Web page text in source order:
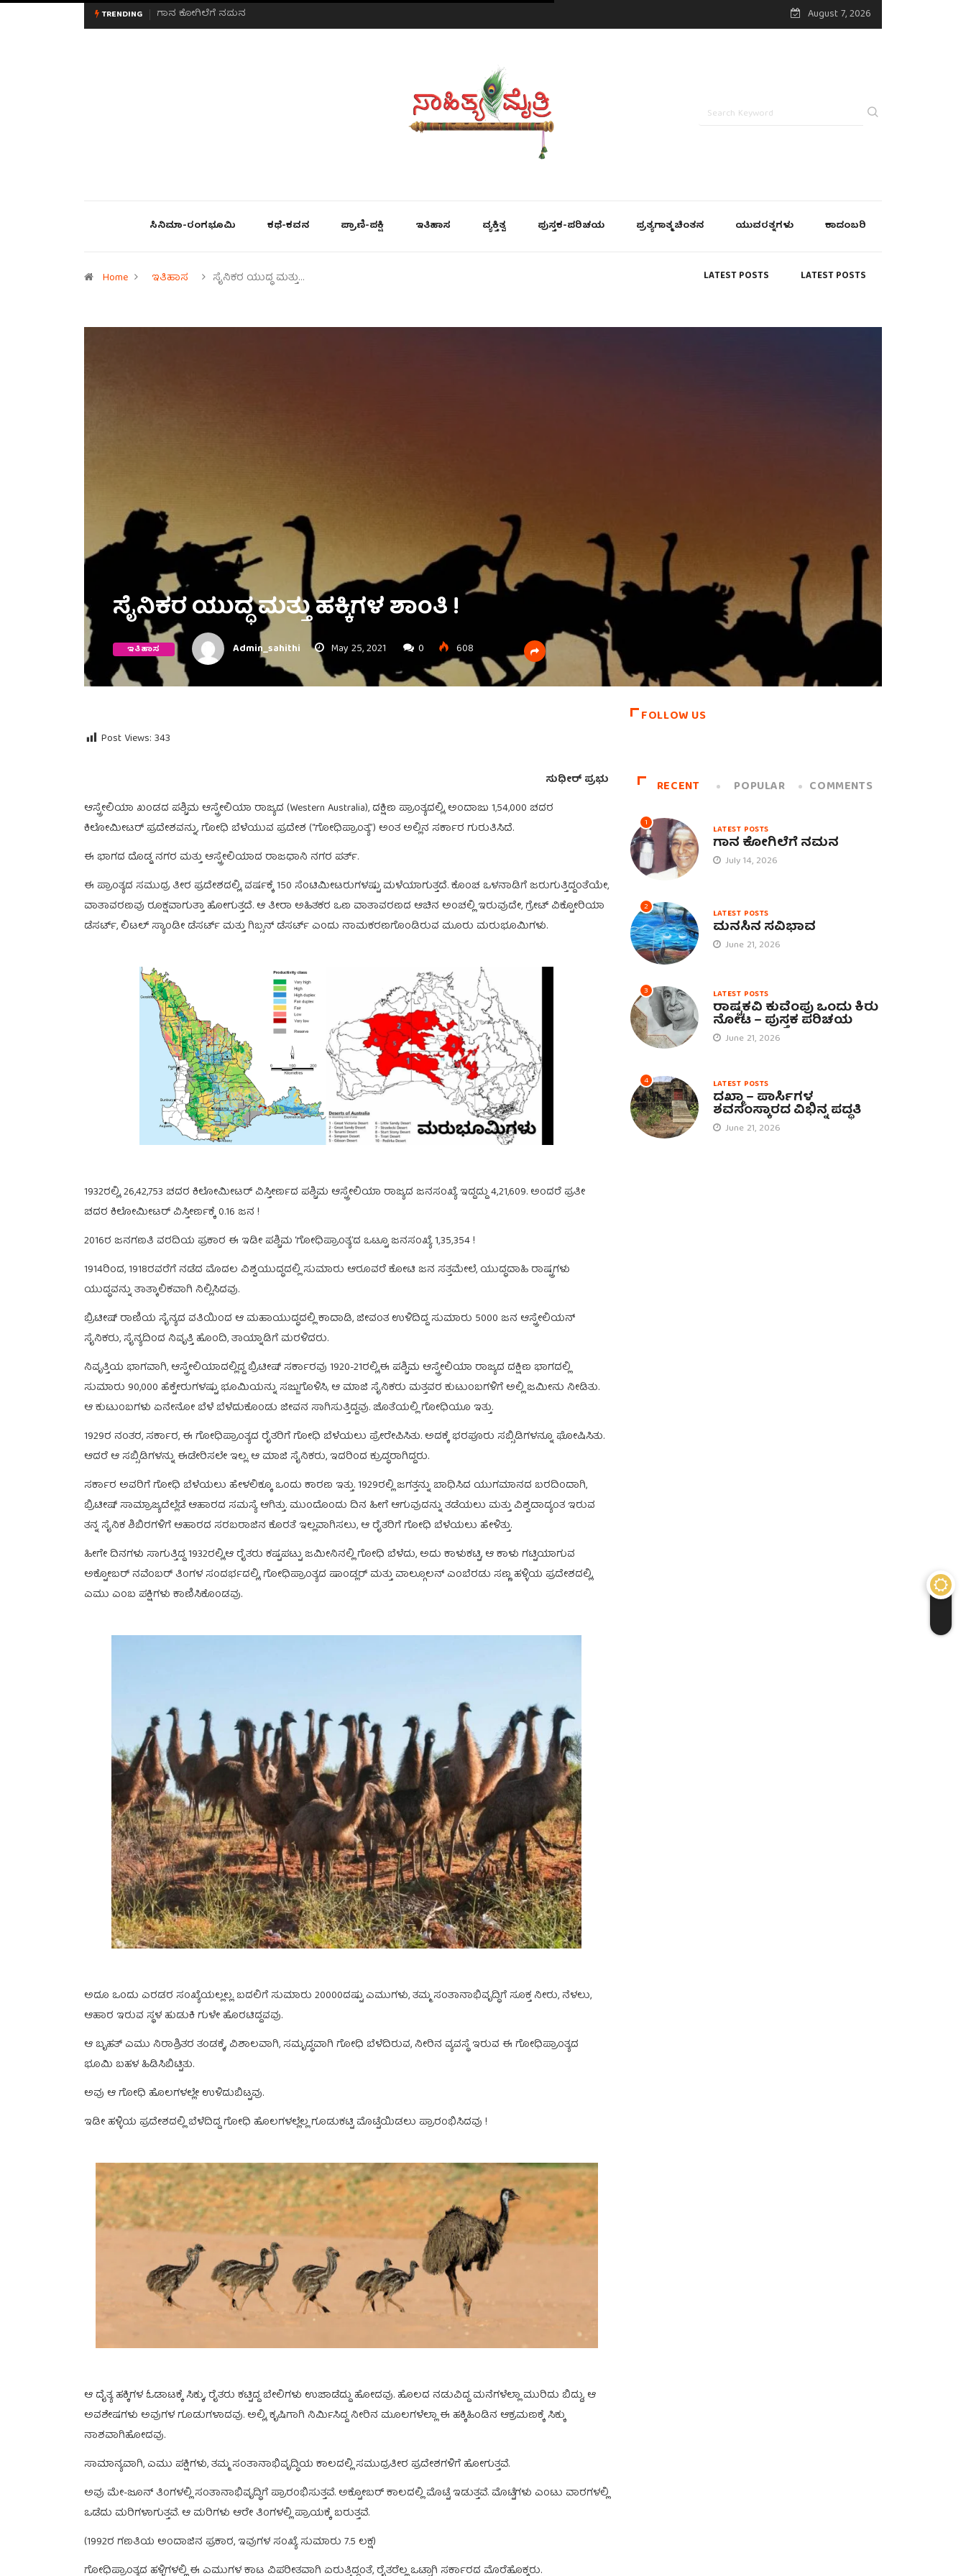
TRENDING ಮನಸಿನ ಸವಿಭಾವ August 7, 2026
ಸಿನಿಮಾ-ರಂಗಭೂಮಿ ಕಥೆ-ಕವನ ಪ್ರಾಣಿ-ಪಕ್ಷಿ ಇತಿಹಾಸ ವ್ಯಕ್ತಿತ್ವ ಪುಸ್ತಕ-ಪರಿಚಯ ಪ್ರತ್ಯಗಾತ್ಮ ಚಿಂತನ ಯುವರತ್ನಗಳು ಕಾದಂಬರಿ
LATEST POSTS LATEST POSTS
Home ಇತಿಹಾಸ ಸೈನಿಕರ ಯುದ್ಧ ಮತ್ತು…
ಸೈನಿಕರ ಯುದ್ಧ ಮತ್ತು ಹಕ್ಕಿಗಳ ಶಾಂತಿ !
ಇತಿಹಾಸ Admin_sahithi May 25, 2021 0 608
Post Views: 343
ಸುಧೀರ್ ಪ್ರಭು
ಆಸ್ಟ್ರೇಲಿಯಾ ಖಂಡದ ಪಶ್ಚಿಮ ಆಸ್ಟ್ರೇಲಿಯಾ ರಾಜ್ಯದ (Western Australia), ದಕ್ಷಿಣ ಪ್ರಾಂತ್ಯದಲ್ಲಿ, ಅಂದಾಜು 1,54,000 ಚದರ
ಕಿಲೋಮೀಟರ್ ಪ್ರದೇಶವನ್ನು, ಗೋಧಿ ಬೆಳೆಯುವ ಪ್ರದೇಶ (“ಗೋಧಿಪ್ರಾಂತ್ಯ”) ಅಂತ ಅಲ್ಲಿನ ಸರ್ಕಾರ ಗುರುತಿಸಿದೆ.
ಈ ಭಾಗದ ದೊಡ್ಡ ನಗರ ಮತ್ತು ಆಸ್ಟ್ರೇಲಿಯಾದ ರಾಜಧಾನಿ ನಗರ ಪರ್ತ್.
ಈ ಪ್ರಾಂತ್ಯದ ಸಮುದ್ರ ತೀರ ಪ್ರದೇಶದಲ್ಲಿ, ವರ್ಷಕ್ಕೆ 150 ಸೆಂಟಿಮೀಟರುಗಳಷ್ಟು ಮಳೆಯಾಗುತ್ತದೆ. ಕೊಂಚ ಒಳನಾಡಿಗೆ ಜರುಗುತ್ತಿದ್ದಂತೆಯೇ,
ವಾತಾವರಣವು ರೂಕ್ಷವಾಗುತ್ತಾ ಹೋಗುತ್ತದೆ. ಆ ತೀರಾ ಅಹಿತಕರ ಒಣ ವಾತಾವರಣದ ಆಚಿನ ಅಂಚಲ್ಲಿ ಇರುವುದೇ, ಗ್ರೇಟ್ ವಿಕ್ಟೋರಿಯಾ
ಡೆಸರ್ಟ್, ಲಿಟಲ್ ಸ್ಯಾಂಡೀ ಡೆಸರ್ಟ್ ಮತ್ತು ಗಿಬ್ಸನ್ ಡೆಸರ್ಟ್ ಎಂದು ನಾಮಕರಣಗೊಂಡಿರುವ ಮೂರು ಮರುಭೂಮಿಗಳು.
1932ರಲ್ಲಿ, 26,42,753 ಚದರ ಕಿಲೋಮೀಟರ್ ವಿಸ್ತೀರ್ಣದ ಪಶ್ಚಿಮ ಆಸ್ಟ್ರೇಲಿಯಾ ರಾಜ್ಯದ ಜನಸಂಖ್ಯೆ ಇದ್ದದ್ದು 4,21,609. ಅಂದರೆ ಪ್ರತೀ
ಚದರ ಕಿಲೋಮೀಟರ್ ವಿಸ್ತೀರ್ಣಕ್ಕೆ 0.16 ಜನ !
2016ರ ಜನಗಣತಿ ವರದಿಯ ಪ್ರಕಾರ ಈ ಇಡೀ ಪಶ್ಚಿಮ ‘ಗೋಧಿಪ್ರಾಂತ್ಯ’ದ ಒಟ್ಟೂ ಜನಸಂಖ್ಯೆ 1,35,354 !
1914ರಿಂದ, 1918ರವರೆಗೆ ನಡೆದ ಮೊದಲ ವಿಶ್ವಯುದ್ಧದಲ್ಲಿ ಸುಮಾರು ಆರೂವರೆ ಕೋಟಿ ಜನ ಸತ್ತಮೇಲೆ, ಯುದ್ಧದಾಹಿ ರಾಷ್ಟ್ರಗಳು
ಯುದ್ಧವನ್ನು ತಾತ್ಕಾಲಿಕವಾಗಿ ನಿಲ್ಲಿಸಿದವು.
ಬ್ರಿಟೀಷ್ ರಾಣಿಯ ಸೈನ್ಯದ ವತಿಯಿಂದ ಆ ಮಹಾಯುದ್ಧದಲ್ಲಿ ಕಾದಾಡಿ, ಜೀವಂತ ಉಳಿದಿದ್ದ ಸುಮಾರು 5000 ಜನ ಆಸ್ಟ್ರೇಲಿಯನ್
ಸೈನಿಕರು, ಸೈನ್ಯದಿಂದ ನಿವೃತ್ತಿ ಹೊಂದಿ, ತಾಯ್ನಾಡಿಗೆ ಮರಳಿದರು.
ನಿವೃತ್ತಿಯ ಭಾಗವಾಗಿ, ಆಸ್ಟ್ರೇಲಿಯಾದಲ್ಲಿದ್ದ ಬ್ರಿಟೀಷ್ ಸರ್ಕಾರವು 1920-21ರಲ್ಲಿ,ಈ ಪಶ್ಚಿಮ ಆಸ್ಟ್ರೇಲಿಯಾ ರಾಜ್ಯದ ದಕ್ಷಿಣ ಭಾಗದಲ್ಲಿ
ಸುಮಾರು 90,000 ಹೆಕ್ಟೇರುಗಳಷ್ಟು ಭೂಮಿಯನ್ನು ಸಜ್ಜುಗೊಳಿಸಿ, ಆ ಮಾಜಿ ಸೈನಿಕರು ಮತ್ತವರ ಕುಟುಂಬಗಳಿಗೆ ಅಲ್ಲಿ ಜಮೀನು ನೀಡಿತು.
ಆ ಕುಟುಂಬಗಳು ಏನೇನೋ ಬೆಳೆ ಬೆಳೆದುಕೊಂಡು ಜೀವನ ಸಾಗಿಸುತ್ತಿದ್ದವು. ಜೊತೆಯಲ್ಲಿ ಗೋಧಿಯೂ ಇತ್ತು.
1929ರ ನಂತರ, ಸರ್ಕಾರ, ಈ ಗೋಧಿಪ್ರಾಂತ್ಯದ ರೈತರಿಗೆ ಗೋಧಿ ಬೆಳೆಯಲು ಪ್ರೇರೇಪಿಸಿತು. ಅದಕ್ಕೆ ಭರಪೂರು ಸಬ್ಸಿಡಿಗಳನ್ನೂ ಘೋಷಿಸಿತು.
ಆದರೆ ಆ ಸಬ್ಸಿಡಿಗಳನ್ನು ಈಡೇರಿಸಲೇ ಇಲ್ಲ. ಆ ಮಾಜಿ ಸೈನಿಕರು, ಇದರಿಂದ ಕ್ರುದ್ಧರಾಗಿದ್ದರು.
ಸರ್ಕಾರ ಅವರಿಗೆ ಗೋಧಿ ಬೆಳೆಯಲು ಹೇಳಲಿಕ್ಕೂ ಒಂದು ಕಾರಣ ಇತ್ತು. 1929ರಲ್ಲಿ ಜಗತ್ತನ್ನು ಬಾಧಿಸಿದ ಯುಗಮಾನದ ಬರದಿಂದಾಗಿ,
ಬ್ರಿಟೀಷ್ ಸಾಮ್ರಾಜ್ಯದೆಲ್ಲೆಡೆ ಆಹಾರದ ಸಮಸ್ಯೆ ಆಗಿತ್ತು. ಮುಂದೊಂದು ದಿನ ಹೀಗೆ ಆಗುವುದನ್ನು ತಡೆಯಲು ಮತ್ತು ವಿಶ್ವದಾದ್ಯಂತ ಇರುವ
ತನ್ನ ಸೈನಿಕ ಶಿಬಿರಗಳಿಗೆ ಆಹಾರದ ಸರಬರಾಜಿನ ಕೊರತೆ ಇಲ್ಲವಾಗಿಸಲು, ಆ ರೈತರಿಗೆ ಗೋಧಿ ಬೆಳೆಯಲು ಹೇಳಿತ್ತು.
ಹೀಗೇ ದಿನಗಳು ಸಾಗುತ್ತಿದ್ದ 1932ರಲ್ಲಿ,ಆ ರೈತರು ಕಷ್ಟಪಟ್ಟು ಜಮೀನಿನಲ್ಲಿ ಗೋಧಿ ಬೆಳೆದು, ಅದು ಕಾಳುಕಟ್ಟಿ, ಆ ಕಾಳು ಗಟ್ಟಿಯಾಗುವ
ಅಕ್ಟೋಬರ್ ನವೆಂಬರ್ ತಿಂಗಳ ಸಂದರ್ಭದಲ್ಲಿ, ಗೋಧಿಪ್ರಾಂತ್ಯದ ಷಾಂಡ್ಲರ್ ಮತ್ತು ವಾಲ್ಗೂಲನ್ ಎಂಬೆರಡು ಸಣ್ಣ ಹಳ್ಳಿಯ ಪ್ರದೇಶದಲ್ಲಿ,
ಎಮು ಎಂಬ ಪಕ್ಷಿಗಳು ಕಾಣಿಸಿಕೊಂಡವು.
ಅದೂ ಒಂದು ಎರಡರ ಸಂಖ್ಯೆಯಲ್ಲಲ್ಲ. ಬದಲಿಗೆ ಸುಮಾರು 20000ದಷ್ಟು ಎಮುಗಳು, ತಮ್ಮ ಸಂತಾನಾಭಿವೃದ್ಧಿಗೆ ಸೂಕ್ತ ನೀರು, ನೆಳಲು,
ಆಹಾರ ಇರುವ ಸ್ಥಳ ಹುಡುಕಿ ಗುಳೇ ಹೊರಟಿದ್ದವವು.
ಆ ಬೃಹತ್ ಎಮು ನಿರಾಶ್ರಿತರ ತಂಡಕ್ಕೆ, ವಿಶಾಲವಾಗಿ, ಸಮೃದ್ಧವಾಗಿ ಗೋಧಿ ಬೆಳೆದಿರುವ, ನೀರಿನ ವ್ಯವಸ್ಥೆ ಇರುವ ಈ ಗೋಧಿಪ್ರಾಂತ್ಯದ
ಭೂಮಿ ಬಹಳ ಹಿಡಿಸಿಬಿಟ್ಟಿತು.
ಅವು ಆ ಗೋಧಿ ಹೊಲಗಳಲ್ಲೇ ಉಳಿದುಬಿಟ್ಟವು.
ಇಡೀ ಹಳ್ಳಿಯ ಪ್ರದೇಶದಲ್ಲಿ ಬೆಳೆದಿದ್ದ ಗೋಧಿ ಹೊಲಗಳಲ್ಲೆಲ್ಲ ಗೂಡುಕಟ್ಟಿ ಮೊಟ್ಟೆಯಿಡಲು ಪ್ರಾರಂಭಿಸಿದವು !
ಆ ದೈತ್ಯ ಹಕ್ಕಿಗಳ ಓಡಾಟಕ್ಕೆ ಸಿಕ್ಕು, ರೈತರು ಕಟ್ಟಿದ್ದ ಬೇಲಿಗಳು ಉಜಾಡೆದ್ದು ಹೋದವು. ಹೊಲದ ನಡುವಿದ್ದ ಮನೆಗಳೆಲ್ಲಾ ಮುರಿದು ಬಿದ್ದು, ಆ
ಅವಶೇಷಗಳು ಅವುಗಳ ಗೂಡುಗಳಾದವು. ಅಲ್ಲಿ, ಕೃಷಿಗಾಗಿ ನಿರ್ಮಿಸಿದ್ದ ನೀರಿನ ಮೂಲಗಳೆಲ್ಲಾ ಈ ಹಕ್ಕಿಹಿಂಡಿನ ಆಕ್ರಮಣಕ್ಕೆ ಸಿಕ್ಕು
ನಾಶವಾಗಿಹೋದವು.
ಸಾಮಾನ್ಯವಾಗಿ, ಎಮು ಪಕ್ಷಿಗಳು, ತಮ್ಮ ಸಂತಾನಾಭಿವೃದ್ಧಿಯ ಕಾಲದಲ್ಲಿ ಸಮುದ್ರತೀರ ಪ್ರದೇಶಗಳಿಗೆ ಹೋಗುತ್ತವೆ.
ಅವು ಮೇ-ಜೂನ್ ತಿಂಗಳಲ್ಲಿ ಸಂತಾನಾಭಿವೃದ್ಧಿಗೆ ಪ್ರಾರಂಭಿಸುತ್ತವೆ. ಅಕ್ಟೋಬರ್ ಕಾಲದಲ್ಲಿ ಮೊಟ್ಟೆ ಇಡುತ್ತವೆ. ಮೊಟ್ಟೆಗಳು ಎಂಟು ವಾರಗಳಲ್ಲಿ
ಒಡೆದು ಮರಿಗಳಾಗುತ್ತವೆ. ಆ ಮರಿಗಳು ಆರೇ ತಿಂಗಳಲ್ಲಿ ಪ್ರಾಯಕ್ಕೆ ಬರುತ್ತವೆ.
(1992ರ ಗಣತಿಯ ಅಂದಾಜಿನ ಪ್ರಕಾರ, ಇವುಗಳ ಸಂಖ್ಯೆ ಸುಮಾರು 7.5 ಲಕ್ಷ)
ಗೋಧಿಪ್ರಾಂತ್ಯದ ಹಳ್ಳಿಗಳಲ್ಲಿ ಈ ಎಮುಗಳ ಕಾಟ ವಿಪರೀತವಾಗಿ ಏರುತ್ತಿದ್ದಂತೆ, ರೈತರೆಲ್ಲ ಒಟ್ಟಾಗಿ ಸರ್ಕಾರದ ಮೊರೆಹೊಕ್ಕರು.
FOLLOW US
RECENT POPULAR COMMENTS
1
LATEST POSTS
ಗಾನ ಕೋಗಿಲೆಗೆ ನಮನ
July 14, 2026
2
LATEST POSTS
ಮನಸಿನ ಸವಿಭಾವ
June 21, 2026
3 LATEST POSTS
ರಾಷ್ಟ್ರಕವಿ ಕುವೆಂಪು ಒಂದು ಕಿರು
ನೋಟ – ಪುಸ್ತಕ ಪರಿಚಯ
June 21, 2026
4 LATEST POSTS
ದಖ್ಮಾ – ಪಾರ್ಸಿಗಳ
ಶವಸಂಸ್ಕಾರದ ವಿಭಿನ್ನ ಪದ್ಧತಿ
June 21, 2026